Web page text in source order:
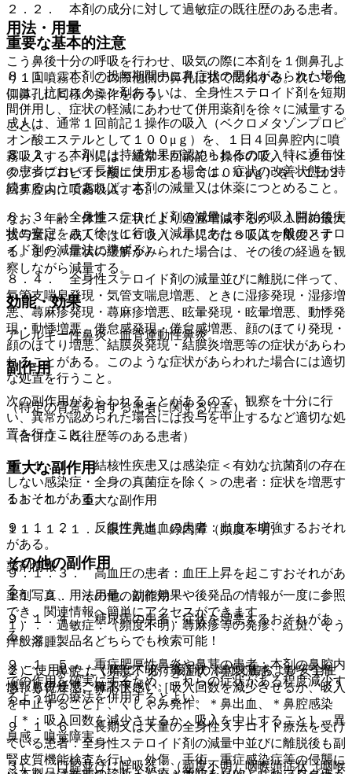
２．２． 本剤の成分に対して過敏症の既往歴のある患者。
重要な基本的注意
８．１． 本剤の投与期間中に鼻症状の悪化がみられた場合
には、抗ヒスタミン剤あるいは、全身性ステロイド剤を短期
間併用し、症状の軽減にあわせて併用薬剤を徐々に減量する
こと。
８．２． 本剤には持続効果が認められるので、特に通年性
の患者において長期に使用する場合は、症状の改善状態が持
続するようであれば、本剤の減量又は休薬につとめること。
８．３． 全身性ステロイド剤の減量は本剤の吸入開始後症
状の安定をみて徐々に行う（減量にあたっては一般のステロ
イド剤の減量法に準ずる）。
８．４． 全身性ステロイド剤の減量並びに離脱に伴って、
気管支喘息発現・気管支喘息増悪、ときに湿疹発現・湿疹増
悪、蕁麻疹発現・蕁麻疹増悪、眩暈発現・眩暈増悪、動悸発
現・動悸増悪、倦怠感発現・倦怠感増悪、顔のほてり発現・
顔のほてり増悪、結膜炎発現・結膜炎増悪等の症状があらわ
れることがある。このような症状があらわれた場合には適切
な処置を行うこと。
（特定の背景を有する患者に関する注意）
（合併症・既往歴等のある患者）
９．１．１． 結核性疾患又は感染症＜有効な抗菌剤の存在
しない感染症・全身の真菌症を除く＞の患者：症状を増悪す
るおそれがある。
９．１．２． 反復性鼻出血の患者：出血を増強するおそれ
がある。
９．１．３． 高血圧の患者：血圧上昇を起こすおそれがあ
る。
９．１．４． 糖尿病の患者：症状を増悪するおそれがあ
る。
９．１．５． 重症肥厚性鼻炎や鼻茸の患者：本剤の鼻腔内
での作用を確実にするため、これらの症状がある程度減少す
るよう他の療法を併用するとよい。
９．１．６． 長期又は大量の全身性ステロイド療法を受け
ている患者：全身性ステロイド剤の減量中並びに離脱後も副
腎皮質機能検査を行い、外傷、手術、重症感染症等の侵襲に
用法・用量
こう鼻後十分の呼吸を行わせ、吸気の際に本剤を１側鼻孔よ
り１回噴霧し、この際他側の鼻孔は指で閉鎖する。次いで他
側鼻孔に同様の操作を行う。
成人は、通常１回前記１操作の吸入（ベクロメタゾンプロピ
オン酸エステルとして１００μｇ）を、１日４回鼻腔内に噴
霧吸入する。小児は、通常１回前記１操作の吸入（ベクロメ
タゾンプロピオン酸エステルとして１００μｇ）を、１日２
回鼻腔内に噴霧吸入する。
なお、年齢・体重・症状により適宜増減するが、１日の最大
投与量は、成人では１６吸入、小児では８吸入を限度とす
る。また、症状の緩解がみられた場合は、その後の経過を観
察しながら減量する。
効能・効果
アレルギー性鼻炎、血管運動性鼻炎。
副作用
次の副作用があらわれることがあるので、観察を十分に行
い、異常が認められた場合には投与を中止するなど適切な処
置を行うこと。
重大な副作用
１１．１． 重大な副作用
１１．１．１． 眼圧亢進、緑内障（頻度不明）。
その他の副作用
１１．２． その他の副作用
１）． 過敏症：（頻度不明）蕁麻疹等の発疹、紅斑、そう
痒、浮腫。
２）． 鼻腔：（頻度不明）鼻症状（鼻刺激感、鼻そう痒
感、鼻乾燥感、鼻不快感）［吸入回数を減少させるか、吸入
を中止すること］、くしゃみ発作、＊鼻出血、＊鼻腔感染
［＊：吸入回数を減少させるか、吸入を中止すること］、異
臭感、嗅覚障害。
３）． 口腔並びに呼吸器：（頻度不明）咽喉頭症状（咽喉
薬剤情報
薬剤写真、用法用量、効能効果や後発品の情報が一度に参照
でき、関連情報へ簡単にアクセスができます。
一般名、製品名どちらでも検索可能！
※ ご使用いただく際に、必ず最新の添付文書および安全性
情報も併せてご確認下さい。